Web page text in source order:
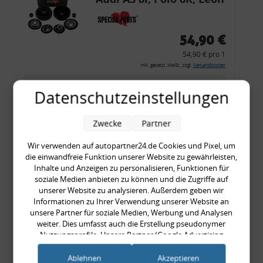
54,90 €
54,90 € pro 1
inkl. gesetzl. MwSt., zzgl. Versandkosten
Merkzettel
Rückleuchtenband mit
Blinker, rot, US-Ecken,
Audi 80 Cabrio, Typ 89,
OE-Nr.: 8G0945225 +
8G0945225C
999,99 €
999,99 € pro 1
inkl. gesetzl. MwSt., zzgl.
Datenschutzeinstellungen
Wir verwenden auf autopartner24.de Cookies und Pixel, um
die einwandfreie Funktion unserer Website zu gewährleisten,
Inhalte und Anzeigen zu personalisieren, Funktionen für
soziale Medien anbieten zu können und die Zugriffe auf
unserer Website zu analysieren. Außerdem geben wir
Informationen zu Ihrer Verwendung unserer Website an
unsere Partner für soziale Medien, Werbung und Analysen
weiter. Dies umfasst auch die Erstellung pseudonymer
Nutzungsprofile. Unsere Partner (Google Advertising
Products) führen diese Informationen möglicherweise mit
weiteren Daten zusammen, die Sie ihnen bereitgestellt haben
Zwecke Partner
Ablehnen Akzeptieren